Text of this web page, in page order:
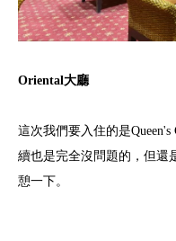
Oriental大廳
這次我們要入住的是
續也是完全沒問題的，但還
憩一下。